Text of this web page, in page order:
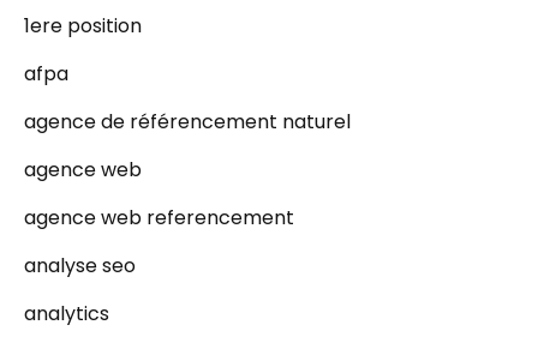
1ere position
afpa
agence de référencement naturel
agence web
agence web referencement
analyse seo
analytics